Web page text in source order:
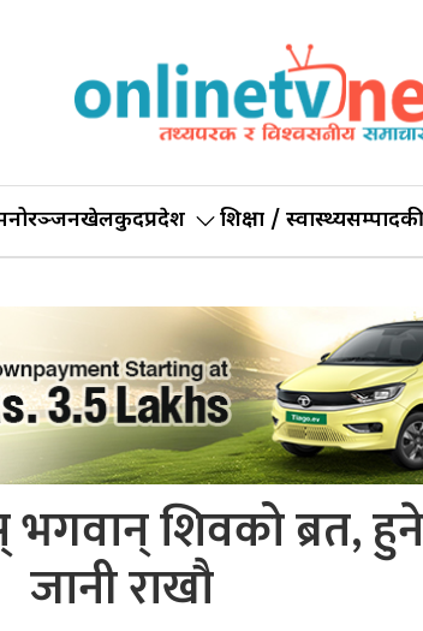
खेलकुदप्रदेश शिक्षा / स्वास्थ्य
भगवान् शिवको ब्रत,
जानी राखौ